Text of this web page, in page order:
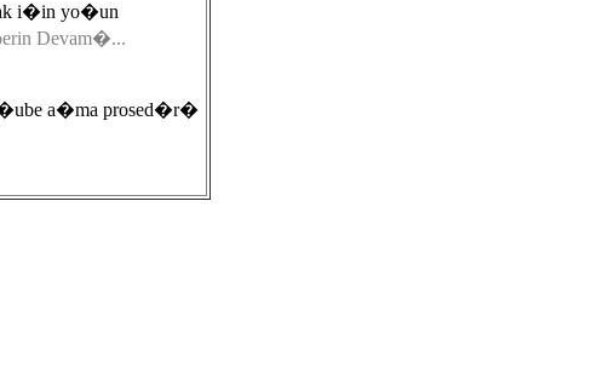
i�in yo�un
Devam�...
�ube a�ma prosed�r�